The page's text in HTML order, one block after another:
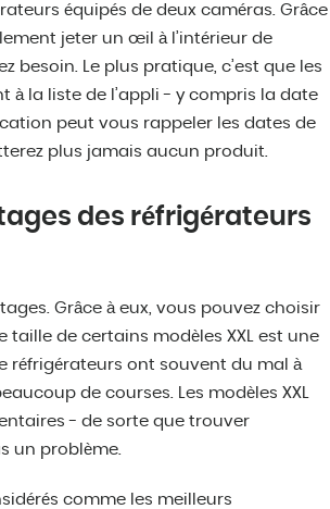
équipés de deux caméras. Grâce
jeter un œil à l’intérieur de
besoin. Le plus pratique, c’est que les
la liste de l’appli - y compris la date
peut vous rappeler les dates de
plus jamais aucun produit.
des réfrigérateurs
Grâce à eux, vous pouvez choisir
taille de certains modèles XXL est une
réfrigérateurs ont souvent du mal à
de courses. Les modèles XXL
- de sorte que trouver
un problème.
comme les meilleurs